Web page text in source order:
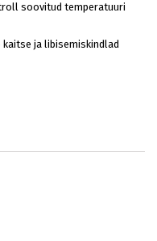
soovitud temperatuuri
ja libisemiskindlad